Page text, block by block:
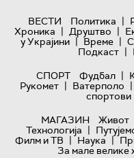
ВЕСТИ Политика |
Хроника | Друштво |
у Украјини | Време |
Подкаст |
СПОРТ
Фудбал |
Рукомет | Ватерполо |
спортови
МАГАЗИН
Живот
Технологијa |
Филм и ТВ | Наука |
За мале велике